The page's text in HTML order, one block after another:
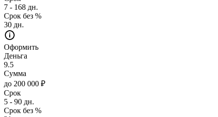
7 - 168 дн.
Срок без %
30 дн.
Оформить
Деньга
9.5
Сумма
до 200 000 ₽
Срок
5 - 90 дн.
Срок без %